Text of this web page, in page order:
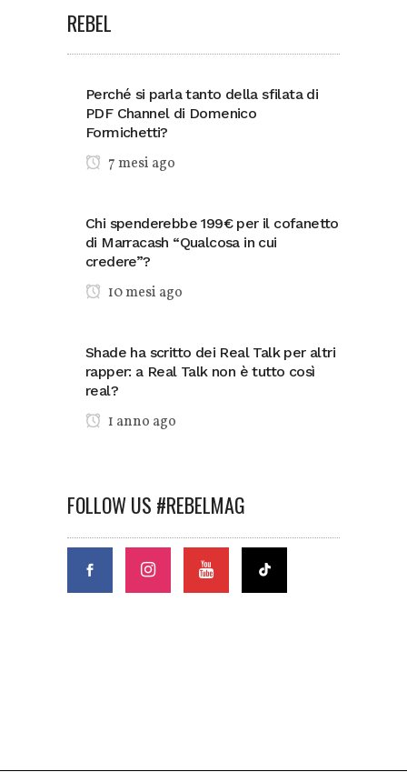
REBEL
Perché si parla tanto della sfilata di
PDF Channel di Domenico
Formichetti?
7 mesi ago
Chi spenderebbe 199€ per il cofanetto
di Marracash “Qualcosa in cui
credere”?
10 mesi ago
Shade ha scritto dei Real Talk per altri
rapper: a Real Talk non è tutto così
real?
1 anno ago
FOLLOW US #REBELMAG